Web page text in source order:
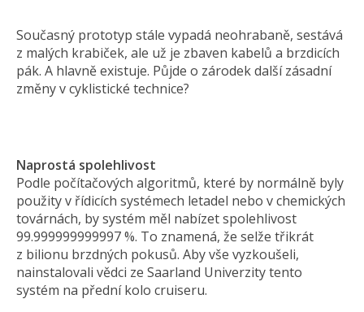
Současný prototyp stále vypadá neohrabaně, sestává
z malých krabiček, ale už je zbaven kabelů a brzdicích
pák. A hlavně existuje. Půjde o zárodek další zásadní
změny v cyklistické technice?
Naprostá spolehlivost
Podle počítačových algoritmů, které by normálně byly
použity v řídicích systémech letadel nebo v chemických
továrnách, by systém měl nabízet spolehlivost
99.999999999997 %. To znamená, že selže třikrát
z bilionu brzdných pokusů. Aby vše vyzkoušeli,
nainstalovali vědci ze Saarland Univerzity tento
systém na přední kolo cruiseru.